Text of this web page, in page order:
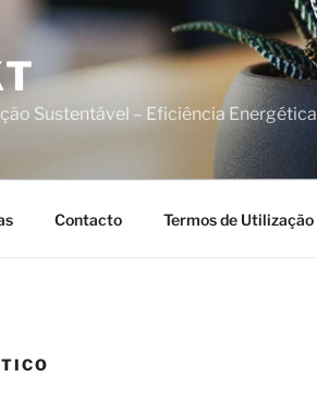
Sustentável – Eficiência Energética
Contacto Termos de Utilização